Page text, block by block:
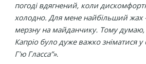
погоді вдягнений, коли
холодно. Для мене найбільший
мерзну на майданчику. Тому
Капріо було дуже важко зніматися у
Г'ю Гласса”».